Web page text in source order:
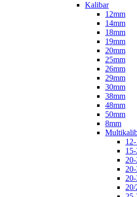
Kalibar
12mm
14mm
18mm
19mm
20mm
25mm
26mm
29mm
30mm
38mm
48mm
50mm
8mm